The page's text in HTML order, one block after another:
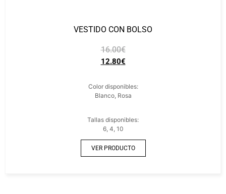
VESTIDO CON BOLSO
16.00€
12.80€
Color disponibles:
Blanco, Rosa
Tallas disponibles:
6, 4, 10
VER PRODUCTO